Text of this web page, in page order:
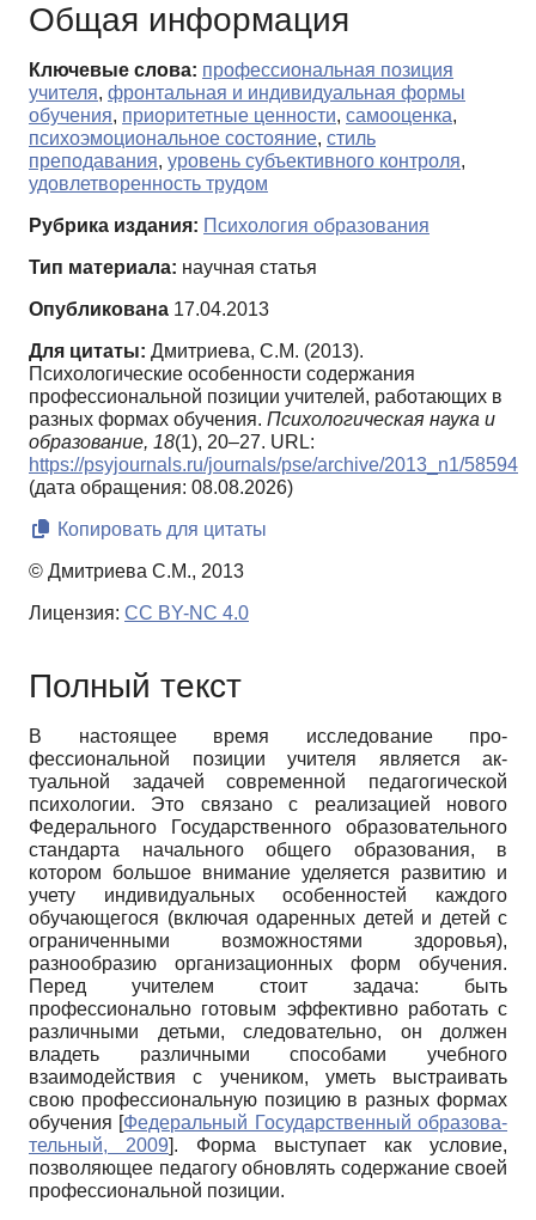
Общая информация
Ключевые слова: профессиональная позиция
учителя, фронтальная и индивидуальная формы
обучения, приоритетные ценности, самооценка,
психоэмоциональное состояние, стиль
преподавания, уровень субъективного контроля,
удовлетворенность трудом
Рубрика издания: Психология образования
Тип материала: научная статья
Опубликована 17.04.2013
Для цитаты: Дмитриева, С.М. (2013).
Психологические особенности содержания
профессиональной позиции учителей, работающих в
разных формах обучения. Психологическая наука и
образование, 18(1), 20–27. URL:
https://psyjournals.ru/journals/pse/archive/2013_n1/58594
(дата обращения: 08.08.2026)
Копировать для цитаты
© Дмитриева С.М., 2013
Лицензия: CC BY-NC 4.0
Полный текст
В настоящее время исследование про­
фессиональной позиции учителя является ак­
туальной задачей современной педагогиче­ской
психологии. Это связано с реализацией нового
Федерального Государственного об­разовательного
стандарта начального обще­го образования, в
котором большое внимание уделяется развитию и
учету индивидуальных особенностей каждого
обучающегося (вклю­чая одаренных детей и детей с
ограниченны­ми возможностями здоровья),
разнообразию организационных форм обучения.
Перед учи­телем стоит задача: быть
профессионально готовым эффективно работать с
различными детьми, следовательно, он должен
владеть различными способами учебного
взаимодей­ствия с учеником, уметь выстраивать
свою профессиональную позицию в разных фор­мах
обучения [Федеральный Государственный образова­
тельный, 2009]. Форма выступает как усло­вие,
позволяющее педагогу обновлять содержание своей
профессиональной позиции.